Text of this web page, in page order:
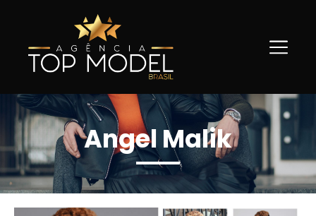
Angel Malik